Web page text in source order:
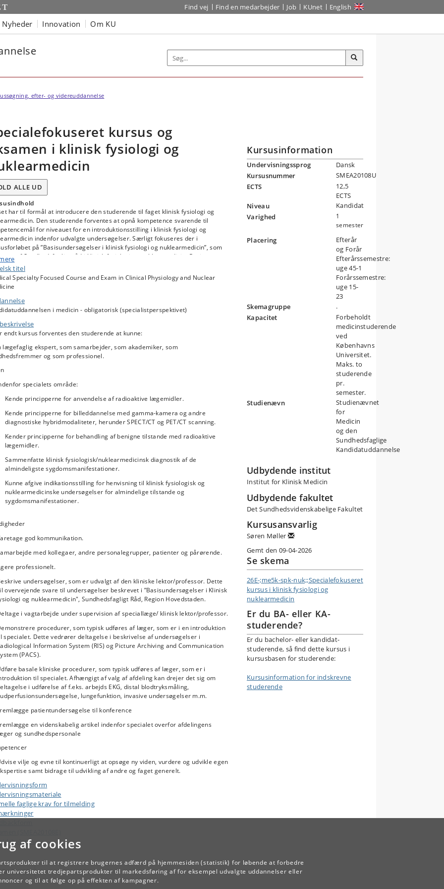
af cookies
til at registrere brugernes adfærd på hjemmesiden (statistik) for løbende at forbedre
universitetet tredjepartsprodukter til markedsføring af for eksempel udvalgte uddannelser eller
og til at følge op på effekten af kampagner.
Find vej Find en medarbejder Job KUnet English
Nyheder Innovation Om KU
efter- og videreuddannelse
kursus og
i klinisk fysiologi og
ALLE UD
har til formål at introducere den studerende til faget klinisk fysiologi og
Den studerende forventes at opnå kompetence svarende til
for niveauet for en introduktionsstilling i klinisk fysiologi og
indenfor udvalgte undersøgelser. Særligt fokuseres der i
på ”Basisundersøgelser i klinisk fysiologi og nuklearmedicin”, som
af Sundhedsfagligt råd i klinisk fysiologi og nuklearmedicin, Region
blive undervist i såvel teoretisk som praktisk anvendt klinisk fysiologi og
Den studerende vil under supervision deltage i visitation til
og besvarelse af klinisk fysiologisk og nuklearmedicinske
Således vil de mest almindelige indikationer for specialets
gennemgås, herved opnås en vis klinisk rutine og indsigt i
Der vil i undervisningsforløbet være tæt supervision og feedback, hvor
vil følge afdelingernes vagthavende læger. Der vil endvidere også
undersøgelser og ved interesse, deltage i afdelingernes forskning.
titel
Specialty Focused Course and Exam in Clinical Physiology and Nuclear
i medicin - obligatorisk (specialistperspektivet)
endt kursus forventes den studerende at kunne:
lægefaglig ekspert, som samarbejder, som akademiker, som
og som professionel.
specialets område:
Kende principperne for anvendelse af radioaktive lægemidler.
Kende principperne for billeddannelse med gamma-kamera og andre
diagnostiske hybridmodaliteter, herunder SPECT/CT og PET/CT scanning.
Kender principperne for behandling af benigne tilstande med radioaktive
lægemidler.
Sammenfatte klinisk fysiologisk/nuklearmedicinsk diagnostik af de
almindeligste sygdomsmanifestationer.
Kunne afgive indikationsstilling for henvisning til klinisk fysiologisk og
nuklearmedicinske undersøgelser for almindelige tilstande og
sygdomsmanifestationer.
god kommunikation.
med kollegaer, andre personalegrupper, patienter og pårørende.
professionelt.
undersøgelser, som er udvalgt af den kliniske lektor/professor. Dette
overvejende svare til undersøgelser beskrevet i ”Basisundersøgelser i Klinisk
og nuklearmedicin", Sundhedsfagligt Råd, Region Hovedstaden.
i vagtarbejde under supervision af speciallæge/ klinisk lektor/professor.
procedurer, som typisk udføres af læger, som er i en introduktion
specialet. Dette vedrører deltagelse i beskrivelse af undersøgelser i
Information System (RIS) og Picture Archiving and Communication
(PACS).
basale kliniske procedurer, som typisk udføres af læger, som er i
til specialet. Afhængigt af valg af afdeling kan drejer det sig om
i udførelse af f.eks. arbejds EKG, distal blodtryksmåling,
lungefunktion, invasive undersøgelser m.m.
patientundersøgelse til konference
en videnskabelig artikel indenfor specialet overfor afdelingens
og sundhedspersonale
vilje og evne til kontinuerligt at opsøge ny viden, vurdere og udvikle egen
samt bidrage til udvikling af andre og faget generelt.
faglige krav for tilmelding
Kursusinformation
Undervisningssprog
Dansk
Kursusnummer
SMEA20108U
ECTS
12,5
ECTS
Niveau
Kandidat
Varighed
1
semester
Placering
Efterår
og Forår
Efterårssemestre:
uge 45-1
Forårssemestre:
uge 15-
23
Skemagruppe
.
Kapacitet
Forbeholdt
medicinstuderende
ved
Københavns
Universitet.
Maks. to
studerende
pr.
semester.
Studienævn
Studienævnet
for
Medicin
og den
Sundhedsfaglige
Kandidatuddannelse
Udbydende institut
Institut for Klinisk Medicin
Udbydende fakultet
Det Sundhedsvidenskabelige Fakultet
Kursusansvarlig
Søren Møller
Gemt den 09-04-2026
Se skema
26E-;me5k-spk-nuk;;Specialefokuseret
kursus i klinisk fysiologi og
nuklearmedicin
Er du BA- eller KA-
studerende?
Er du bachelor- eller kandidat-
studerende, så find dette kursus i
kursusbasen for studerende:
Kursusinformation for indskrevne
studerende
TILBAGE